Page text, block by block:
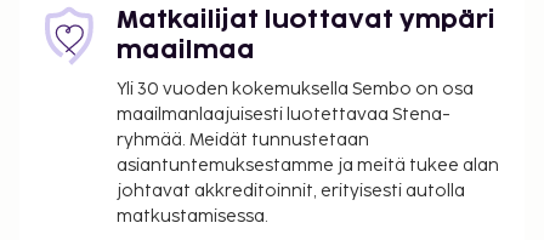
Matkailijat luottavat ympäri
maailmaa
Yli 30 vuoden kokemuksella Sembo on osa
maailmanlaajuisesti luotettavaa Stena-
ryhmää. Meidät tunnustetaan
asiantuntemuksestamme ja meitä tukee alan
johtavat akkreditoinnit, erityisesti autolla
matkustamisessa.